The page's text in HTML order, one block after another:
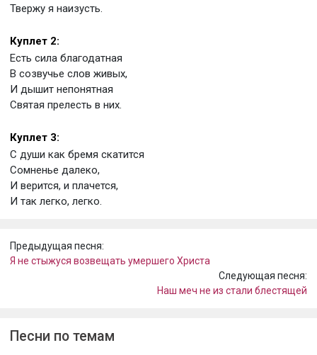
Твержу я наизусть.
Куплет 2:
Есть сила благодатная
В созвучье слов живых,
И дышит непонятная
Святая прелесть в них.
Куплет 3:
С души как бремя скатится
Сомненье далеко,
И верится, и плачется,
И так легко, легко.
Предыдущая песня:
Я не стыжуся возвещать умершего Христа
Следующая песня:
Наш меч не из стали блестящей
Песни по темам